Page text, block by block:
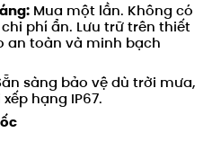
Mua một lần. Không có
phí ẩn. Lưu trữ trên thiết
an toàn và minh bạch
sàng bảo vệ dù trời mưa,
hạng IP67.